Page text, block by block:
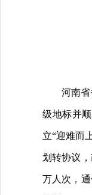
河南省省
级地标并
立“迎难而
划转协议
万人次，